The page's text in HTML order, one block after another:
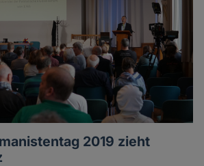
2019 zieht